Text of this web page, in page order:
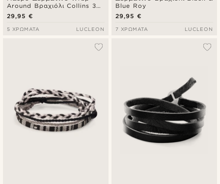
Around Βραχιόλι Collins 3
mm
29,95 €
5 ΧΡΏΜΑΤΑ LUCLEON
Blue Roy
29,95 €
7 ΧΡΏΜΑΤΑ LUCLEON